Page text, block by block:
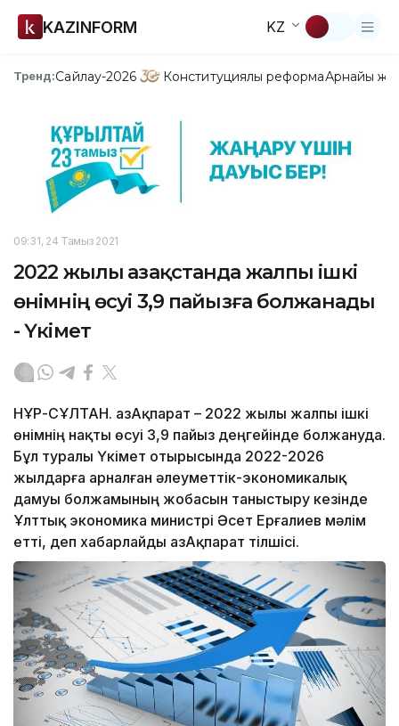
KAZINFORM KZ
Тренд:Сайлау-2026 Конституциялық реформаАрнайы
09:31, 24 Тамыз 2021
2022 жылы Қазақстанда жалпы ішкі
өнімнің өсуі 3,9 пайызға болжанады
- Үкімет
НҰР-СҰЛТАН. ҚазАқпарат – 2022 жылы жалпы ішкі
өнімнің нақты өсуі 3,9 пайыз деңгейінде болжануда.
Бұл туралы Үкімет отырысында 2022-2026
жылдарға арналған әлеуметтік-экономикалық
дамуы болжамының жобасын таныстыру кезінде
Ұлттық экономика министрі Әсет Ерғалиев мәлім
етті, деп хабарлайды ҚазАқпарат тілшісі.